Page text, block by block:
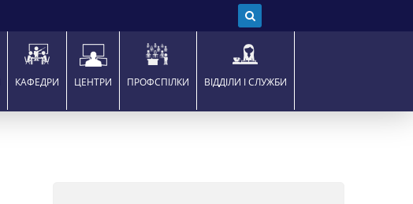
КАФЕДРИ ЦЕНТРИ ПРОФСПІЛКИ ВІДДІЛИ І СЛУЖБИ